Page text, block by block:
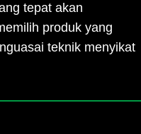
tepat akan
produk yang
teknik menyikat